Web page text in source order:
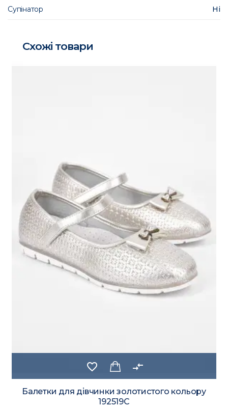
Супінатор Ні
Схожі товари
favorite_border compare_arrows
Балетки для дівчинки золотистого кольору
192519C